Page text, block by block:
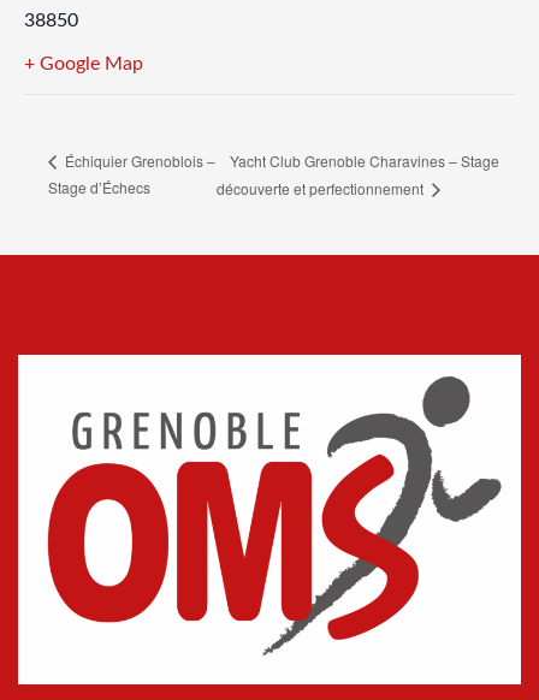
38850
+ Google Map
Échiquier Grenoblois –
Stage d’Échecs
Yacht Club Grenoble Charavines – Stage
découverte et perfectionnement